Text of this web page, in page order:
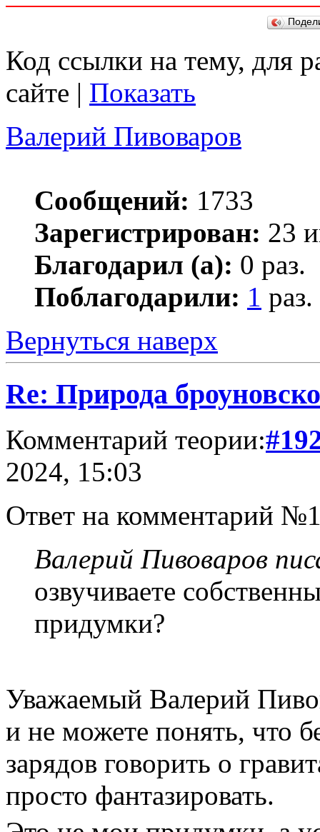
Код ссылки на тему, для
сайте | Показать
Валерий Пивоваров
Сообщений: 1733
Зарегистрирован: 23
Благодарил (а): 0 раз.
Поблагодарили: 1 раз.
Вернуться наверх
Re: Природа
Комментарий теории:
2024, 15:03
Ответ на комментарий
Валерий Пивоваров
озвучиваете
придумки?
Уважаемый Валерий
и не можете понять, что
зарядов говорить о
просто фантазировать.